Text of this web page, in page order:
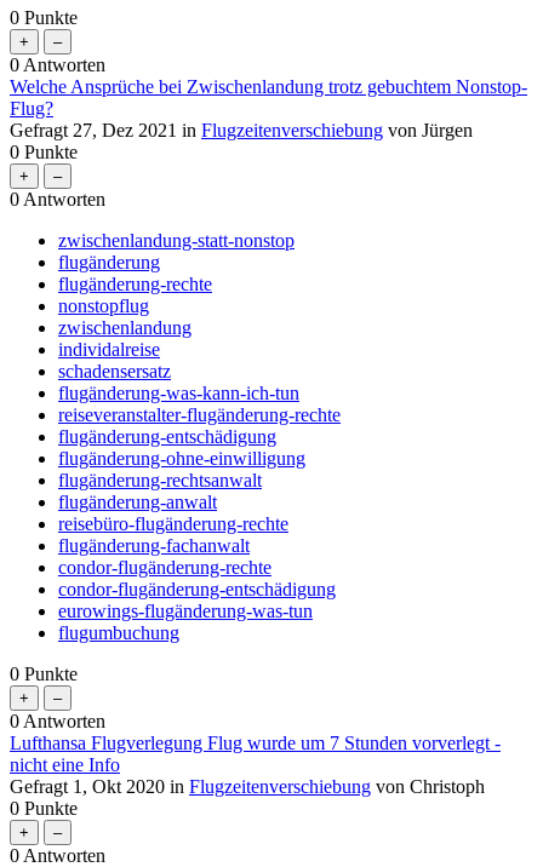
0 Punkte
0 Antworten
Welche Ansprüche bei Zwischenlandung trotz gebuchtem Nonstop-
Flug?
Gefragt 27, Dez 2021 in Flugzeitenverschiebung von Jürgen
0 Punkte
0 Antworten
zwischenlandung-statt-nonstop
flugänderung
flugänderung-rechte
nonstopflug
zwischenlandung
individalreise
schadensersatz
flugänderung-was-kann-ich-tun
reiseveranstalter-flugänderung-rechte
flugänderung-entschädigung
flugänderung-ohne-einwilligung
flugänderung-rechtsanwalt
flugänderung-anwalt
reisebüro-flugänderung-rechte
flugänderung-fachanwalt
condor-flugänderung-rechte
condor-flugänderung-entschädigung
eurowings-flugänderung-was-tun
flugumbuchung
0 Punkte
0 Antworten
Lufthansa Flugverlegung Flug wurde um 7 Stunden vorverlegt -
nicht eine Info
Gefragt 1, Okt 2020 in Flugzeitenverschiebung von Christoph
0 Punkte
0 Antworten